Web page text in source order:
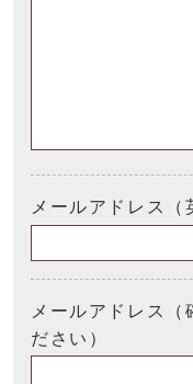
メールアドレス（
メールアドレス（
ださい）